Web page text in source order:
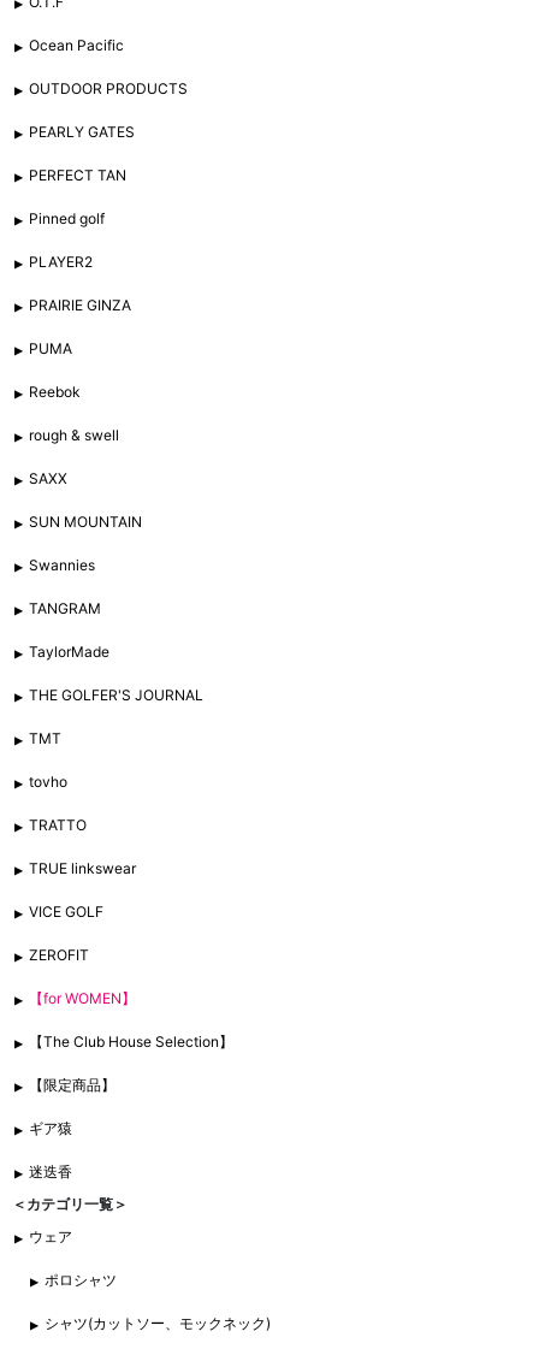
Ocean Pacific
OUTDOOR PRODUCTS
PEARLY GATES
PERFECT TAN
Pinned golf
PLAYER2
PRAIRIE GINZA
PUMA
Reebok
rough & swell
SAXX
SUN MOUNTAIN
Swannies
TANGRAM
TaylorMade
THE GOLFER'S JOURNAL
TMT
tovho
TRATTO
TRUE linkswear
VICE GOLF
ZEROFIT
【for WOMEN】
【The Club House Selection】
【限定商品】
ギア猿
迷迭香
＜カテゴリ一覧＞
ウェア
ポロシャツ
シャツ(カットソー、モックネック)